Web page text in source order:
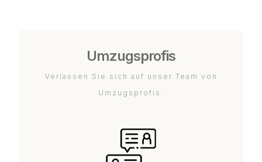
Umzugsprofis
Verlassen Sie sich auf unser Team von
Umzugsprofis.